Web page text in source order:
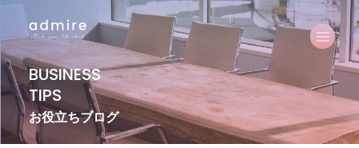
BUSINESS
TIPS
お役立ちブログ